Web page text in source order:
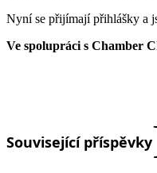
Nyní se přijímají přihlášky a
Ve spolupráci s Chamber
Související příspěvky